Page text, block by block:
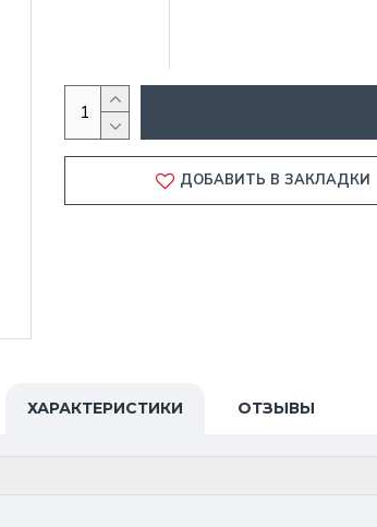
ДОБАВИТЬ В ЗАКЛАДКИ
ХАРАКТЕРИСТИКИ ОТЗЫВЫ